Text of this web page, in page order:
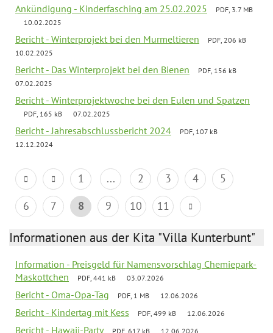
Ankündigung - Kinderfasching am 25.02.2025
PDF, 3.7 MB
10.02.2025
Bericht - Winterprojekt bei den Murmeltieren
PDF, 206 kB
10.02.2025
Bericht - Das Winterprojekt bei den Bienen
PDF, 156 kB
07.02.2025
Bericht - Winterprojektwoche bei den Eulen und Spatzen
PDF, 165 kB 07.02.2025
Bericht - Jahresabschlussbericht 2024
PDF, 107 kB
12.12.2024
1 ... 2 3 4
5
6
7 8 9 10 11
Informationen aus der Kita "Villa Kunterbunt"
Information - Preisgeld für Namensvorschlag Chemiepark-
Maskottchen
PDF, 441 kB 03.07.2026
Bericht - Oma-Opa-Tag PDF, 1 MB 12.06.2026
Bericht - Kindertag mit Kess PDF, 499 kB 12.06.2026
Bericht - Hawaii-Party PDF, 617 kB 12.06.2026